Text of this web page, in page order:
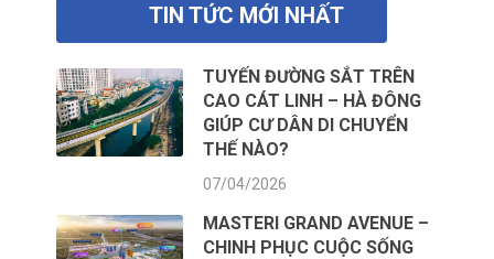
TIN TỨC MỚI NHẤT
TUYẾN ĐƯỜNG SẮT TRÊN
CAO CÁT LINH – HÀ ĐÔNG
GIÚP CƯ DÂN DI CHUYỂN
THẾ NÀO?
07/04/2026
MASTERI GRAND AVENUE –
CHINH PHỤC CUỘC SỐNG